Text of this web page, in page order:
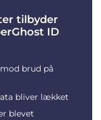
tilbyder
ID
brud på
bliver lækket
blevet